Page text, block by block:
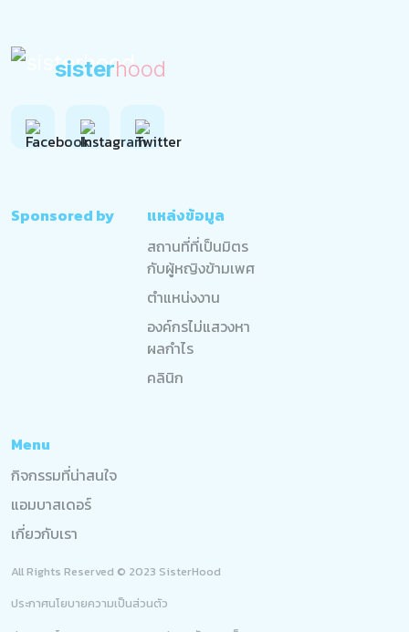
sisterhood
Sponsored by
แหล่งข้อมูล
สถานที่ที่เป็นมิตร
กับผู้หญิงข้ามเพศ
ตำแหน่งงาน
องค์กรไม่แสวงหา
ผลกำไร
คลินิก
Menu
กิจกรรมที่น่าสนใจ
แอมบาสเดอร์
เกี่ยวกับเรา
All Rights Reserved © 2023 SisterHood
ประกาศนโยบายความเป็นส่วนตัว